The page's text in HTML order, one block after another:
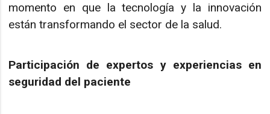
momento en que la tecnología y la innovación
están transformando el sector de la salud.
Participación de expertos y experiencias en
seguridad del paciente